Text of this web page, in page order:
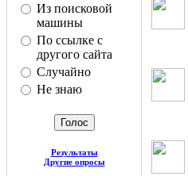
Из поисковой
машины
По ссылке с
другого сайта
Случайно
Не знаю
Результаты
Другие опросы